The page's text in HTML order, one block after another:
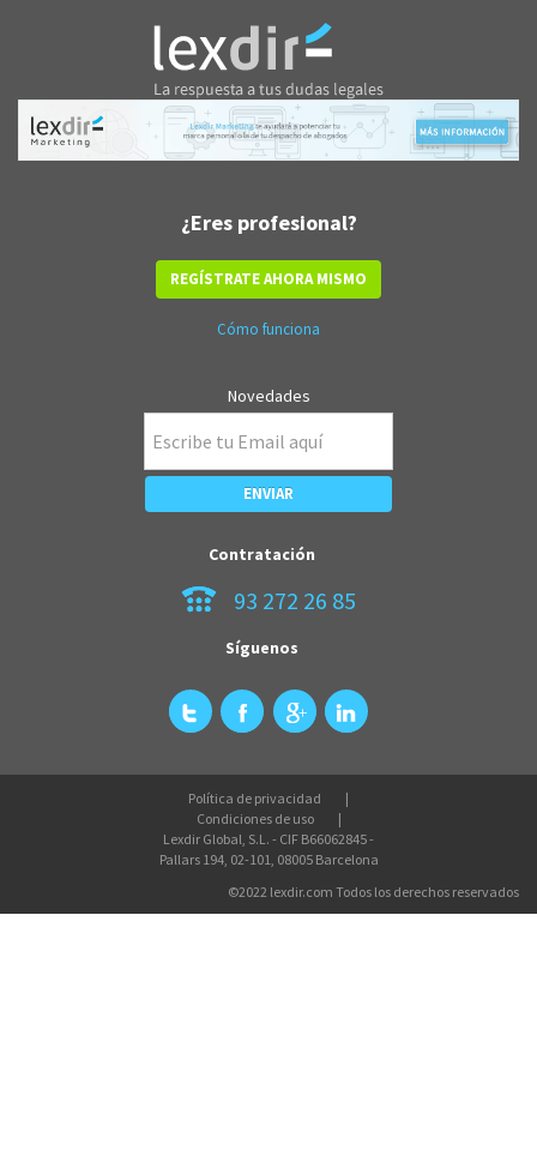
¿Eres profesional?
REGÍSTRATE AHORA MISMO
Cómo funciona
Novedades
Contratación
93 272 26 85
Síguenos
Política de privacidad
Condiciones de uso
Lexdir Global, S.L. - CIF B66062845 -
Pallars 194, 02-101, 08005 Barcelona
©2022 lexdir.com Todos los derechos reservados